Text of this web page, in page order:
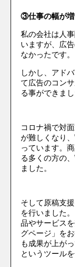
③仕事の幅が増
私の会社は人
いますが、広
なかったです。
しかし、アド
て広告のコン
る事ができまし
コロナ禍で対
が難しくなり
っています。
る多くの方の
ました。
そして原稿支
を行いました
品やサービス
グページ」を
も成果が上が
というツール